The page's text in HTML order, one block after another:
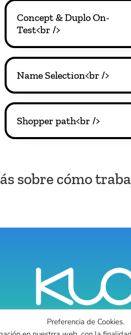
Concept & Duplo On-
Test<br />
Name Selection<br />
Shopper path<br />
sobre cómo
Preferencia de Cookies.